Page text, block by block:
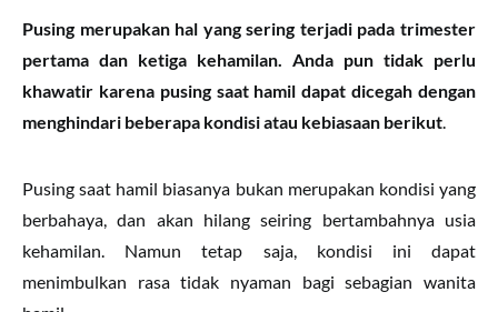
Pusing merupakan hal yang sering terjadi pada trimester
pertama dan ketiga kehamilan. Anda pun tidak perlu
khawatir karena pusing saat hamil dapat dicegah dengan
menghindari beberapa kondisi atau kebiasaan berikut.
Pusing saat hamil biasanya bukan merupakan kondisi yang
berbahaya, dan akan hilang seiring bertambahnya usia
kehamilan. Namun tetap saja, kondisi ini dapat
menimbulkan rasa tidak nyaman bagi sebagian wanita